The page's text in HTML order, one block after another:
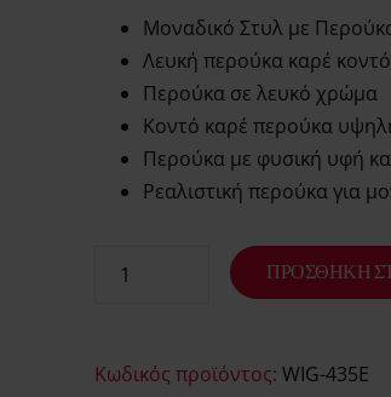
Μοναδικό Στυλ με
Λευκή περούκα καρέ κοντό
Περούκα σε λευκό χρώμα
Κοντό καρέ περούκα
Περούκα με φυσική υφή
Ρεαλιστική περούκα για
ΠΡΟΣΘΉΚΗ
Κωδικός προϊόντος: WIG-435E